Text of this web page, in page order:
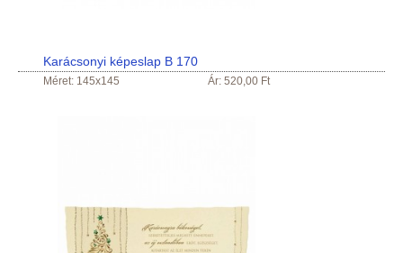
Karácsonyi képeslap B 170
Méret: 145x145 Ár: 520,00 Ft